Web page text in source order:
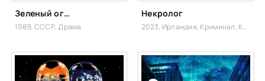
Зеленый огонь козы
1989, СССР,Драма
Некролог
2023, Ирландия, Криминал, Комедия,